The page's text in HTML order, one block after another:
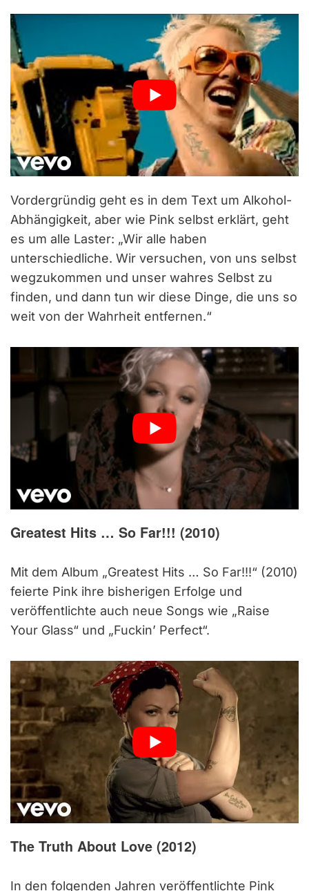
Vordergründig geht es in dem Text um Alkohol-
Abhängigkeit, aber wie Pink selbst erklärt, geht
es um alle Laster: „Wir alle haben
unterschiedliche. Wir versuchen, von uns selbst
wegzukommen und unser wahres Selbst zu
finden, und dann tun wir diese Dinge, die uns so
weit von der Wahrheit entfernen.“
Greatest Hits … So Far!!! (2010)
Mit dem Album „Greatest Hits … So Far!!!“ (2010)
feierte Pink ihre bisherigen Erfolge und
veröffentlichte auch neue Songs wie „Raise
Your Glass“ und „Fuckin’ Perfect“.
The Truth About Love (2012)
In den folgenden Jahren veröffentlichte Pink